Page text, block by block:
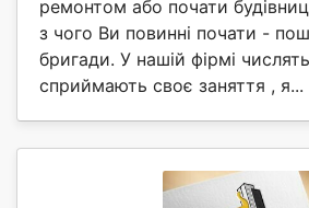
ремонтом або почати
з чого Ви повинні почати -
бригади. У нашій фірмі
сприймають своє заняття , я...